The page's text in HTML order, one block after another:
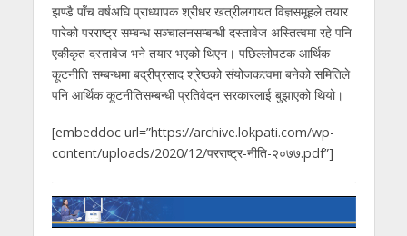
झण्डै पाँच वर्षअघि प्राध्यापक श्रीधर खत्रीलगायत विज्ञसमूहले तयार
पारेको परराष्ट्र सम्बन्ध सञ्चालनसम्बन्धी दस्तावेज अस्तित्वमा रहे पनि
एकीकृत दस्तावेज भने तयार भएको थिएन। पछिल्लोपटक आर्थिक
कूटनीति सम्बन्धमा बद्रीप्रसाद श्रेष्ठको संयोजकत्वमा बनेको समितिले
पनि आर्थिक कूटनीतिसम्बन्धी प्रतिवेदन सरकारलाई बुझाएको थियो।
[embeddoc url=”https://archive.lokpati.com/wp-
content/uploads/2020/12/परराष्ट्र-नीति-२०७७.pdf”]